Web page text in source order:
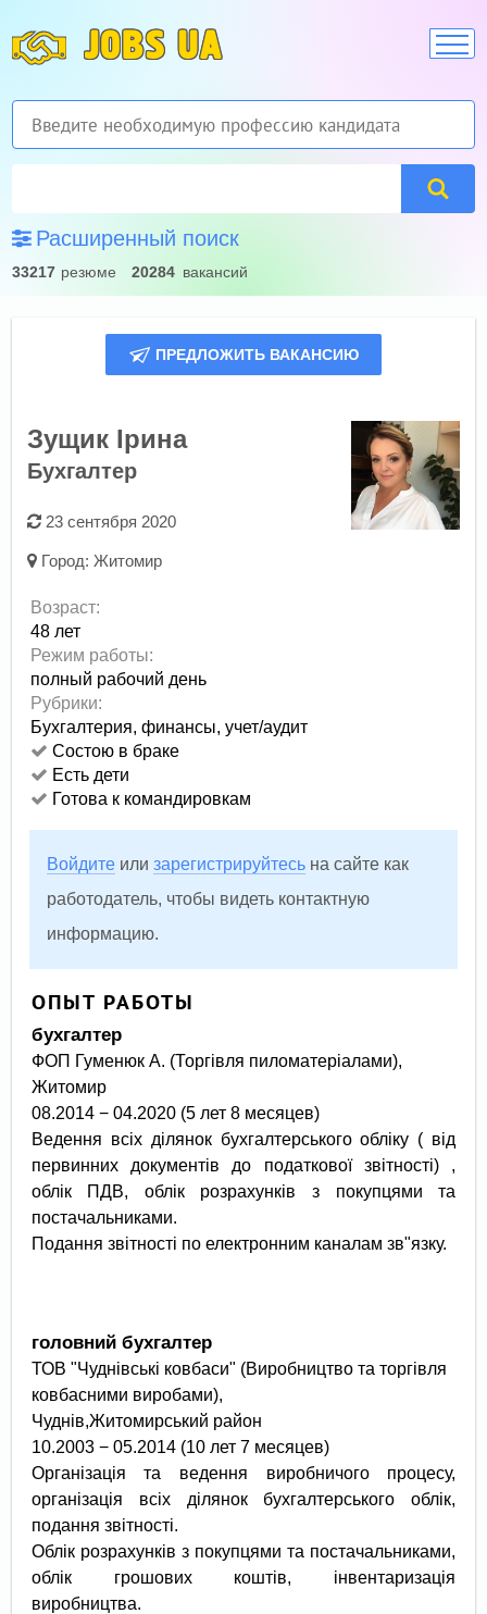
JOBS UA
Расширенный поиск
33217 резюме 20284 вакансий
ПРЕДЛОЖИТЬ ВАКАНСИЮ
Зущик Ірина
Бухгалтер
23 сентября 2020
Город:Житомир
Возраст:
48 лет
Режим работы:
полный рабочий день
Рубрики:
Бухгалтерия, финансы, учет/аудит
Состою в браке
Есть дети
Готова к командировкам
Войдите илизарегистрируйтесь на сайте как
работодатель, чтобы видеть контактную
информацию.
ОПЫТ РАБОТЫ
бухгалтер
ФОП Гуменюк А. (Торгівля пиломатеріалами),
Житомир
08.2014 − 04.2020 (5 лет 8 месяцев)
Ведення всіх ділянок бухгалтерського обліку ( від
первинних документів до податкової звітності) ,
облік ПДВ, облік розрахунків з покупцями та
постачальниками.
Подання звітності по електронним каналам зв"язку.
головний бухгалтер
ТОВ "Чуднівські ковбаси" (Виробництво та торгівля
ковбасними виробами),
Чуднів,Житомирський район
10.2003 − 05.2014 (10 лет 7 месяцев)
Організація та ведення виробничого процесу,
організація всіх ділянок бухгалтерського облік,
подання звітності.
Облік розрахунків з покупцями та постачальниками,
облік грошових коштів, інвентаризація
виробництва.